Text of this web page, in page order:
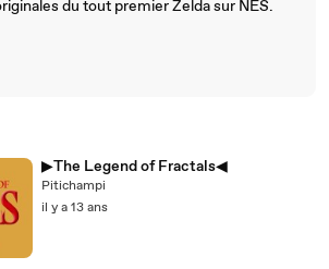
du tout premier Zelda sur NES.
▶The Legend of Fractals◀
Pitichampi
il y a 13 ans